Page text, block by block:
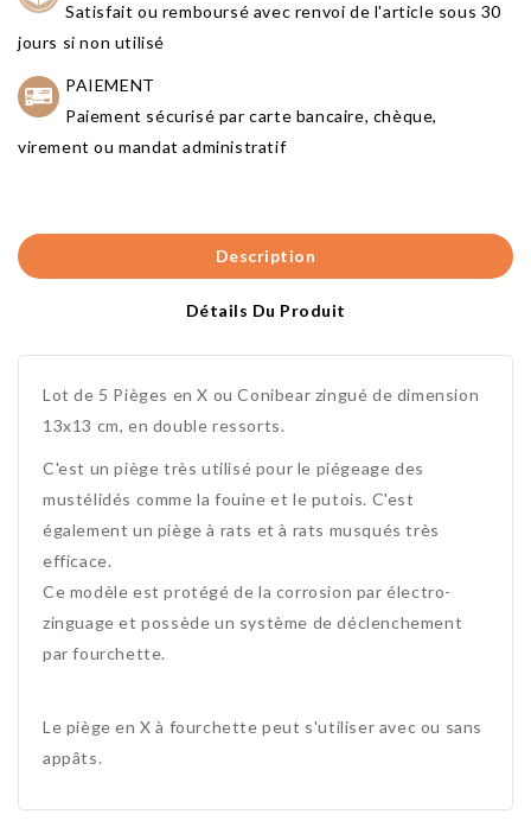
Satisfait ou remboursé avec renvoi de l'article sous 30
jours si non utilisé
PAIEMENT
Paiement sécurisé par carte bancaire, chèque,
virement ou mandat administratif
Description
Détails Du Produit
Lot de 5 Pièges en X ou Conibear zingué de dimension
13x13 cm, en double ressorts.
C'est un piège très utilisé pour le piégeage des
mustélidés comme la fouine et le putois. C'est
également un piège à rats et à rats musqués très
efficace.
Ce modèle est protégé de la corrosion par électro-
zinguage et possède un système de déclenchement
par fourchette.
Le piège en X à fourchette peut s'utiliser avec ou sans
appâts.